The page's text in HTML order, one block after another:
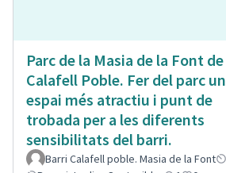
Parc de la Masia de la Font de
Calafell Poble. Fer del parc un
espai més atractiu i punt de
trobada per a les diferents
sensibilitats del barri.
Barri Calafell poble. Masia de la Font